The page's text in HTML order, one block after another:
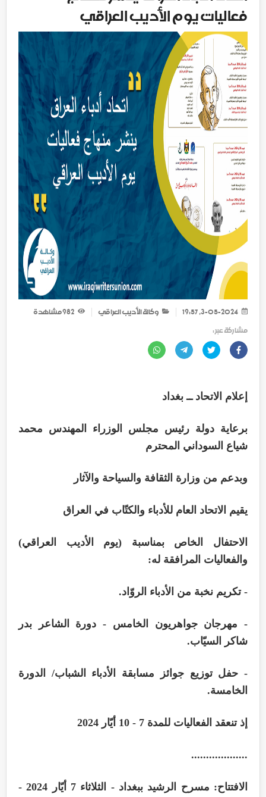
فعاليات يوم الأديب العراقي
وكالة الأديب العراقي 982
مشاهدة
مشاركة عبر :
إعلام الاتحاد ــ بغداد
برعاية دولة رئيس مجلس الوزراء المهندس محمد
شياع السوداني المحترم
وبدعم من وزارة الثقافة والسياحة والآثار
يقيم الاتحاد العام للأدباء والكتّاب في العراق
الاحتفال الخاص بمناسبة (يوم الأديب العراقي)
والفعاليات المرافقة له:
-تكريم نخبة من الأدباء الروّاد.
- مهرجان جواهريون الخامس - دورة الشاعر بدر
شاكر السيّاب.
- حفل توزيع جوائز مسابقة الأدباء الشباب/ الدورة
الخامسة.
إذ تنعقد الفعاليات للمدة 7 - 10 أيّار 2024
...................
الافتتاح: مسرح الرشيد ببغداد - الثلاثاء 7 أيّار 2024 -